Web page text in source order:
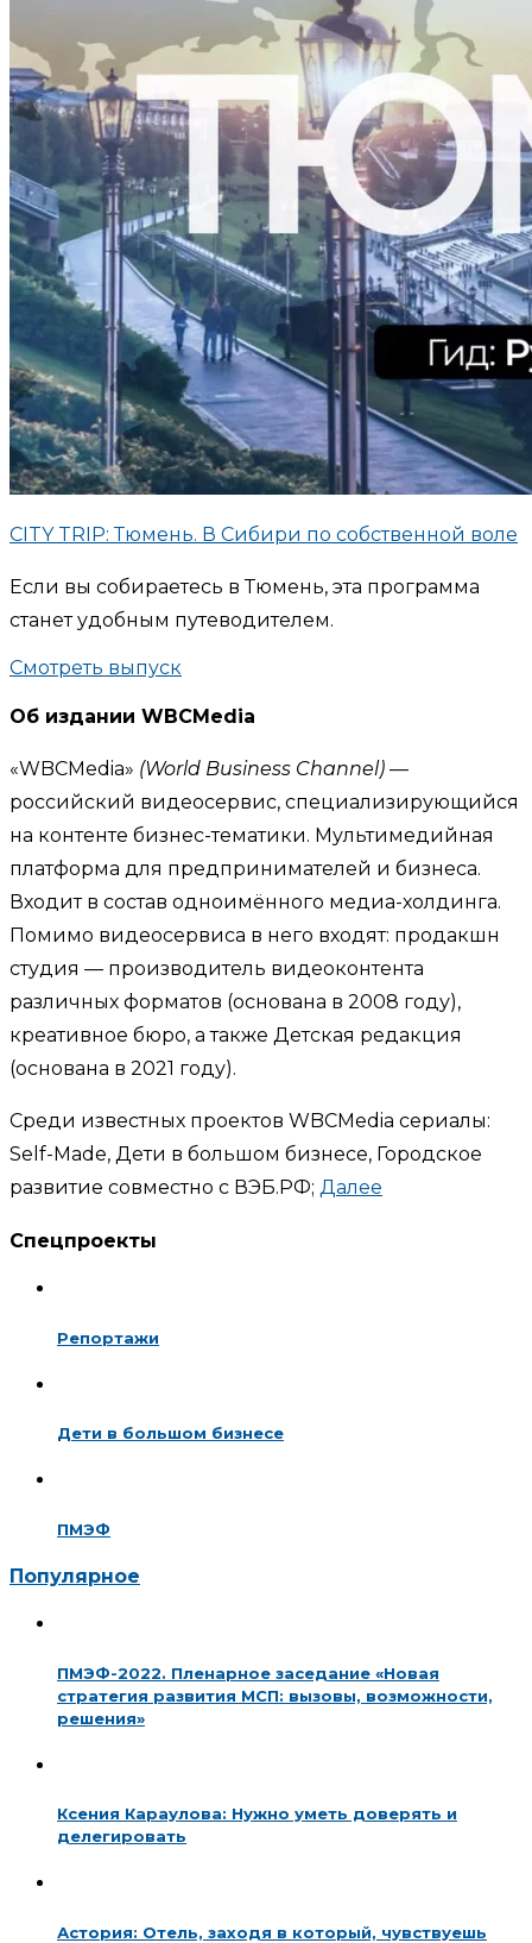
CITY TRIP: Тюмень. В Сибири по собственной воле
Если вы собираетесь в Тюмень, эта программа
станет удобным путеводителем.
Смотреть выпуск
Об издании WBCMedia
«WBCMedia» (World Business Channel) —
российский видеосервис, специализирующийся
на контенте бизнес-тематики. Мультимедийная
платформа для предпринимателей и бизнеса.
Входит в состав одноимённого медиа-холдинга.
Помимо видеосервиса в него входят: продакшн
студия — производитель видеоконтента
различных форматов (основана в 2008 году),
креативное бюро, а также Детская редакция
(основана в 2021 году).
Среди известных проектов WBCMedia сериалы:
Self-Made, Дети в большом бизнесе, Городское
развитие совместно с ВЭБ.РФ; Далее
Спецпроекты
Репортажи
Дети в большом бизнесе
ПМЭФ
Популярное
ПМЭФ-2022. Пленарное заседание «Новая
стратегия развития МСП: вызовы, возможности,
решения»
Ксения Караулова: Нужно уметь доверять и
делегировать
Астория: Отель, заходя в который, чувствуешь